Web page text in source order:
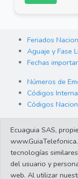
Feriados
Aguaje y Fase
Fechas
Números de
Códigos
Códigos
Cambio de
Enlaces de
Ecuaguia SAS,
tecnologías
del usuario y
web. Al utilizar